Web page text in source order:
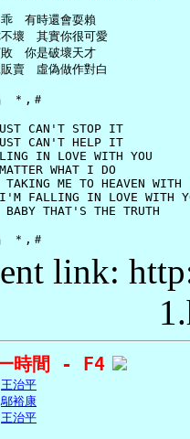
　有時還會耍賴
壞　其實你很可愛
　你是破壞天才
賣　虛偽做作對白
＊,＃
CAN'T STOP IT
CAN'T HELP IT
IN LOVE WITH YOU
WHAT I DO
TAKING ME TO HEAVEN WITH
FALLING IN LOVE WITH
BABY THAT'S THE TRUTH
link:
時間 - F4
王治平
鄔裕康
王治平